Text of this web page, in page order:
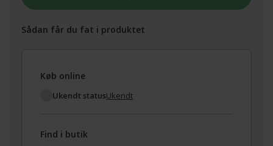
Sådan får du fat i produktet
Køb online
Ukendt statusUkendt
Find i butik